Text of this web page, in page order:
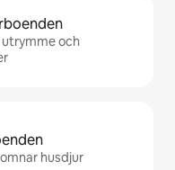
och
husdjur